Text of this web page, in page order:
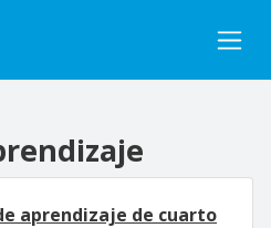
aprendizaje de cuarto